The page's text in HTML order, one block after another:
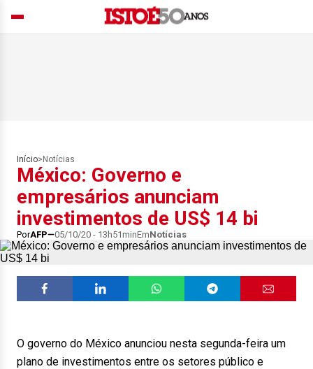
Início> Notícias
México: Governo e
empresários anunciam
investimentos de US$ 14 bi
PorAFP 05/10/20 - 13h51minEmNotícias
O governo do México anunciou nesta segunda-feira um
plano de investimentos entre os setores público e